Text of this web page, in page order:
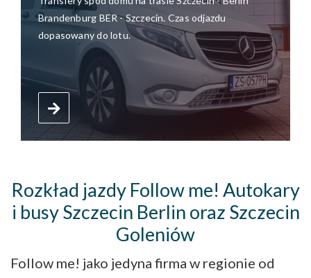
Brandenburg BER - Szczecin. Czas odjazdu
dopasowany do lotu.
Rozkład jazdy Follow me! Autokary
i busy Szczecin Berlin oraz Szczecin
Goleniów
Follow me! jako jedyna firma w regionie od